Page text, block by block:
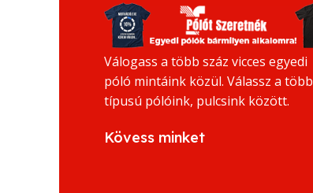
Válogass a több száz vicces egyedi
póló mintáink közül. Válassz a több
típusú pólóink, pulcsink között.
Kövess minket